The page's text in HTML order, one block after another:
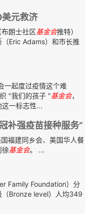
元救济
朗士社区基金会推特）
（Eric Adams）和市长推
一起度过疫情这个难
"我们的孩子 "基金会，
一标志性...
补强疫苗接种服务”
福建同乡会、美国华人餐
徐基金会。 ...
Family Foundation）分
（Bronze level）人均349